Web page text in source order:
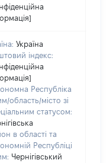
Україна
індекс:
Республіка
область/місто зі
статусом:
в області та
Республіці
Чернігівський